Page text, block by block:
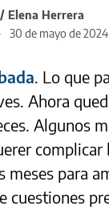
Elena Herrera
30 de mayo de 2024
. Lo que
Ahora
Algunos
meses para
cuestiones